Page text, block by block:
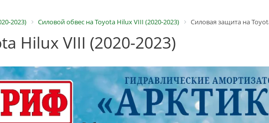
2023) Силовой обвес на Toyota Hilux VIII (2020-2023) Силовая защита на
Hilux VIII (2020-2023)